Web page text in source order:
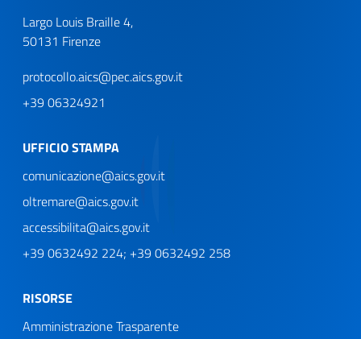
Largo Louis Braille 4,
50131 Firenze
protocollo.aics@pec.aics.gov.it
+39 06324921
UFFICIO STAMPA
comunicazione@aics.gov.it
oltremare@aics.gov.it
accessibilita@aics.gov.it
+39 0632492 224; +39 0632492 258
RISORSE
Amministrazione Trasparente